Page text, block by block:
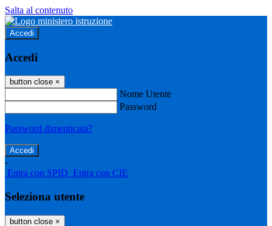
Salta al contenuto
Accedi
Accedi
button close ×
Nome Utente
Password
Password dimenticata?
-
Entra con SPID Entra con CIE
Seleziona utente
button close ×